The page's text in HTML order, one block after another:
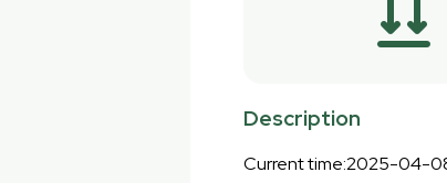
Description
Current time:2025-04-